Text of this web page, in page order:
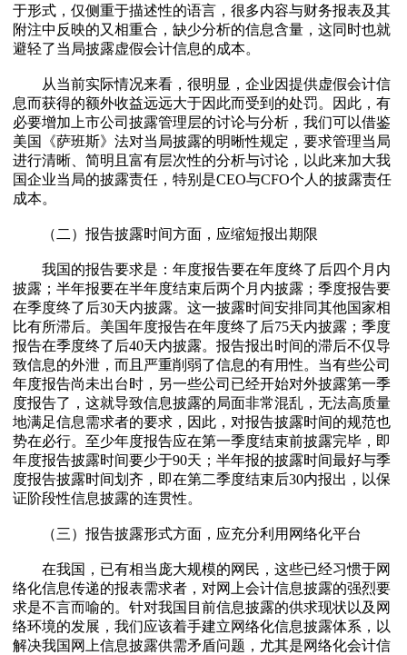
于形式，仅侧重于描述性的语言，很多内容与财务报表及其
附注中反映的又相重合，缺少分析的信息含量，这同时也就
避轻了当局披露虚假会计信息的成本。
从当前实际情况来看，很明显，企业因提供虚假会计信
息而获得的额外收益远远大于因此而受到的处罚。因此，有
必要增加上市公司披露管理层的讨论与分析，我们可以借鉴
美国《萨班斯》法对当局披露的明晰性规定，要求管理当局
进行清晰、简明且富有层次性的分析与讨论，以此来加大我
国企业当局的披露责任，特别是CEO与CFO个人的披露责任
成本。
（二）报告披露时间方面，应缩短报出期限
我国的报告要求是：年度报告要在年度终了后四个月内
披露；半年报要在半年度结束后两个月内披露；季度报告要
在季度终了后30天内披露。这一披露时间安排同其他国家相
比有所滞后。美国年度报告在年度终了后75天内披露；季度
报告在季度终了后40天内披露。报告报出时间的滞后不仅导
致信息的外泄，而且严重削弱了信息的有用性。当有些公司
年度报告尚未出台时，另一些公司已经开始对外披露第一季
度报告了，这就导致信息披露的局面非常混乱，无法高质量
地满足信息需求者的要求，因此，对报告披露时间的规范也
势在必行。至少年度报告应在第一季度结束前披露完毕，即
年度报告披露时间要少于90天；半年报的披露时间最好与季
度报告披露时间划齐，即在第二季度结束后30内报出，以保
证阶段性信息披露的连贯性。
（三）报告披露形式方面，应充分利用网络化平台
在我国，已有相当庞大规模的网民，这些已经习惯于网
络化信息传递的报表需求者，对网上会计信息披露的强烈要
求是不言而喻的。针对我国目前信息披露的供求现状以及网
络环境的发展，我们应该着手建立网络化信息披露体系，以
解决我国网上信息披露供需矛盾问题，尤其是网络化会计信